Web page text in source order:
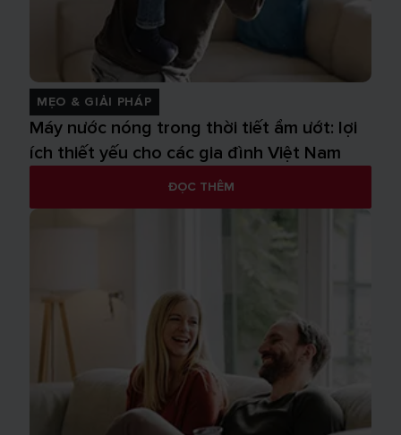
MẸO & GIẢI PHÁP
Máy nước nóng trong thời tiết ẩm ướt: lợi
ích thiết yếu cho các gia đình Việt Nam
ĐỌC THÊM